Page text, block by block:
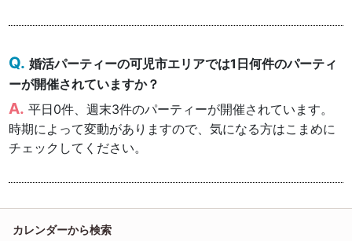
婚活パーティーの可児市エリアでは1日何件のパーティ
ーが開催されていますか？
平日0件、週末3件のパーティーが開催されています。
時期によって変動がありますので、気になる方はこまめに
チェックしてください。
カレンダーから検索